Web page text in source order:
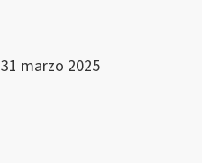
marzo 2025